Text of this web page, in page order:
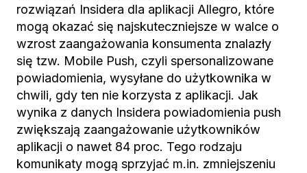
rozwiązań Insidera dla aplikacji Allegro, które
mogą okazać się najskuteczniejsze w walce o
wzrost zaangażowania konsumenta znalazły
się tzw. Mobile Push, czyli spersonalizowane
powiadomienia, wysyłane do użytkownika w
chwili, gdy ten nie korzysta z aplikacji. Jak
wynika z danych Insidera powiadomienia push
zwiększają zaangażowanie użytkowników
aplikacji o nawet 84 proc. Tego rodzaju
komunikaty mogą sprzyjać m.in. zmniejszeniu